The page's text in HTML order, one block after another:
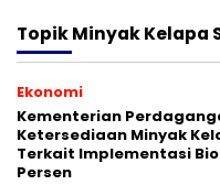
TopikMinyak Kelapa
Ekonomi
Kementerian
Ketersediaan Minyak
Terkait Implementasi
Persen